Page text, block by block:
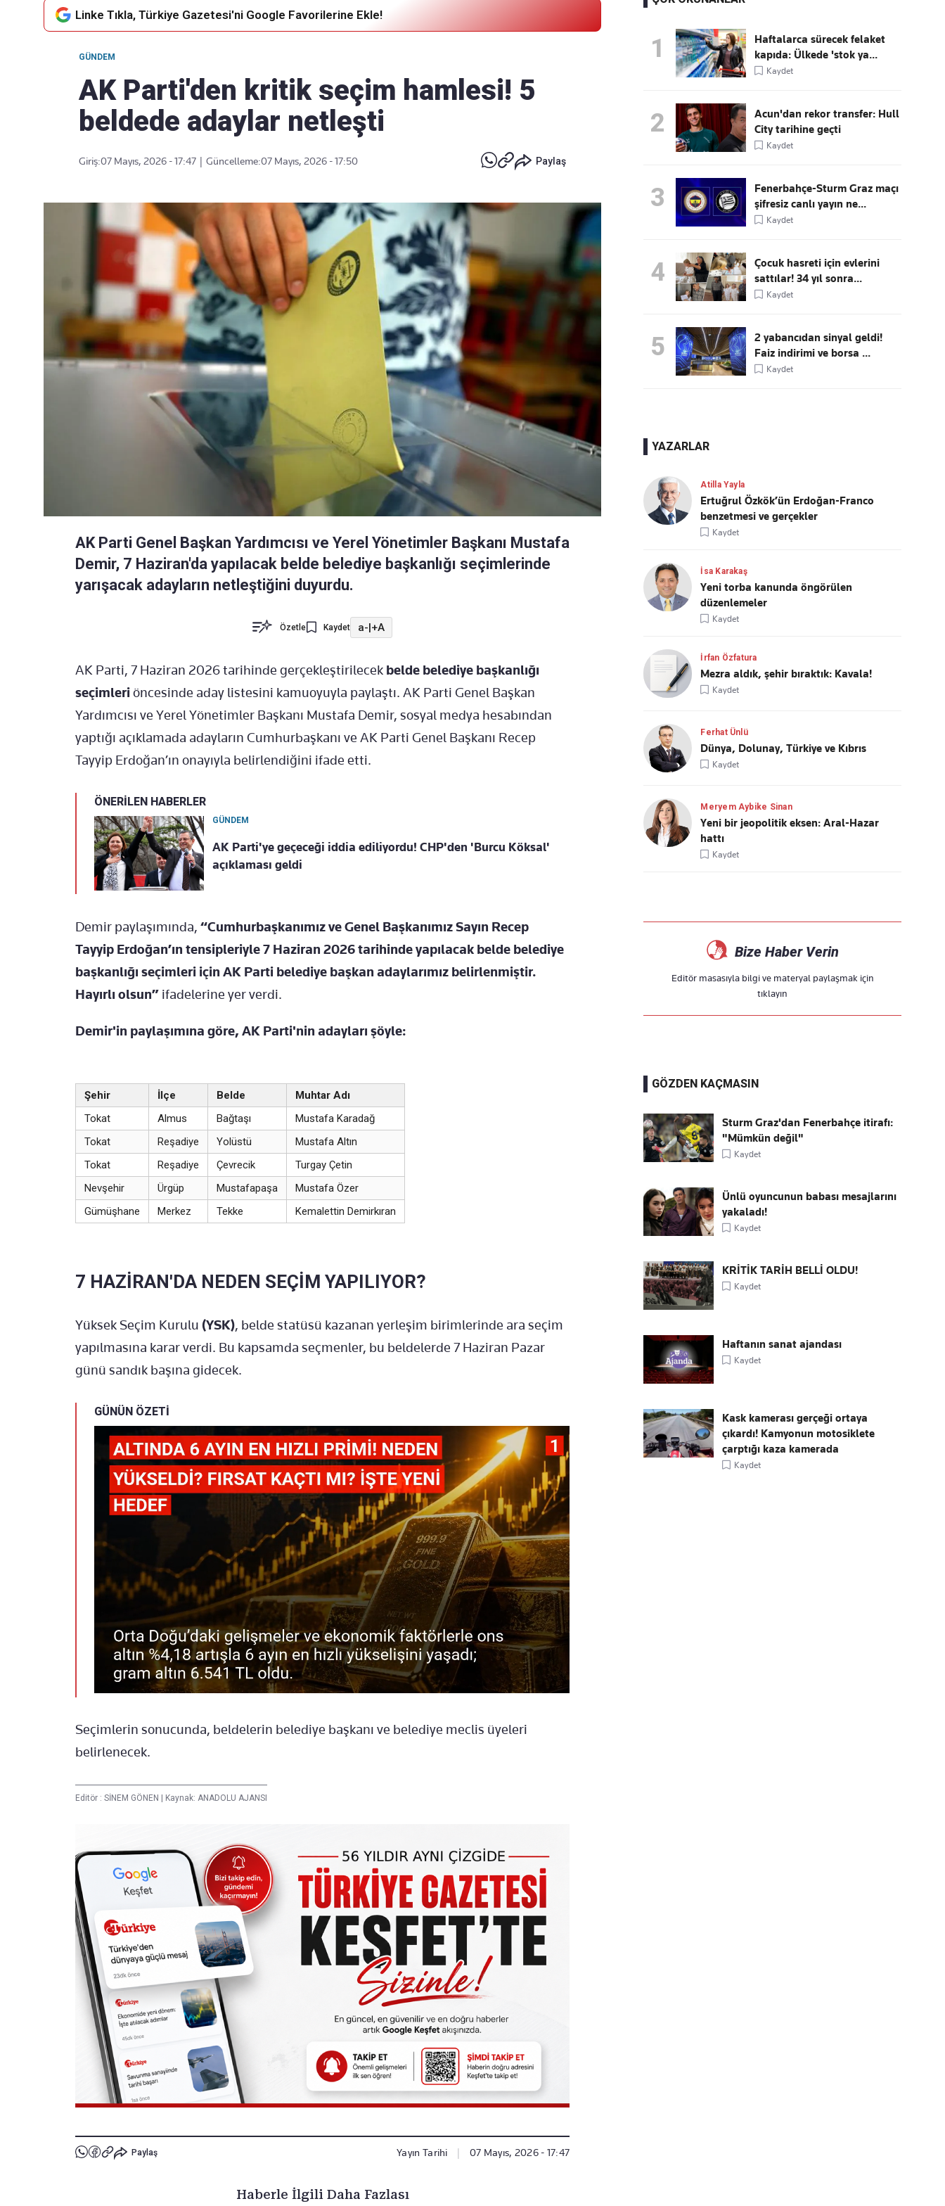
akışımıza ulaşın
göndermek içintıklayın
Kaçırmayın
Ücretsiz üye olun, gündemi
Linke Tıkla, Türkiye Gazetesi'ni Google Favorilerine Ekle!
GÜNDEM
AK Parti'den kritik seçim hamlesi! 5
beldede adaylar netleşti
Giriş:07 Mayıs, 2026 - 17:47 Güncelleme:07 Mayıs, 2026 - 17:50 Paylaş
AK Parti Genel Başkan Yardımcısı ve Yerel Yönetimler Başkanı Mustafa
Demir, 7 Haziran'da yapılacak belde belediye başkanlığı seçimlerinde
yarışacak adayların netleştiğini duyurdu.
Özetle Kaydet a-|+A
AK Parti, 7 Haziran 2026 tarihinde gerçekleştirilecek belde belediye başkanlığı
seçimleriöncesinde aday listesini kamuoyuyla paylaştı. AK Parti Genel Başkan
Yardımcısı ve Yerel Yönetimler Başkanı Mustafa Demir, sosyal medya hesabından
yaptığı açıklamada adayların Cumhurbaşkanı ve AK Parti Genel Başkanı Recep
Tayyip Erdoğan’ın onayıyla belirlendiğini ifade etti.
ÖNERİLEN HABERLER
GÜNDEM
AK Parti'ye geçeceği iddia ediliyordu! CHP'den 'Burcu Köksal'
açıklaması geldi
Demir paylaşımında, “Cumhurbaşkanımız ve Genel Başkanımız Sayın Recep
Tayyip Erdoğan’ın tensipleriyle 7 Haziran 2026 tarihinde yapılacak belde belediye
başkanlığı seçimleri için AK Parti belediye başkan adaylarımız belirlenmiştir.
Hayırlı olsun” ifadelerine yer verdi.
Demir'in paylaşımına göre, AK Parti'nin adayları şöyle:
Şehir İlçe Belde
Muhtar Adı
Tokat
Almus Bağtaşı
Mustafa Karadağ
Tokat
Reşadiye Yolüstü
Mustafa Altın
Tokat
Reşadiye Çevrecik
Turgay Çetin
Nevşehir
Ürgüp Mustafapaşa
Mustafa Özer
Gümüşhane
Merkez Tekke Kemalettin Demirkıran
7 HAZİRAN'DA NEDEN SEÇİM YAPILIYOR?
Yüksek Seçim Kurulu (YSK), belde statüsü kazanan yerleşim birimlerinde ara seçim
yapılmasına karar verdi. Bu kapsamda seçmenler, bu beldelerde 7 Haziran Pazar
günü sandık başına gidecek.
GÜNÜN ÖZETİ
Seçimlerin sonucunda, beldelerin belediye başkanı ve belediye meclis üyeleri
belirlenecek.
Editör : SİNEM GÖNEN | Kaynak: ANADOLU AJANSI
Paylaş Yayın Tarihi 07 Mayıs, 2026 - 17:47
Haberle İlgili Daha Fazlası
1
Haftalarca sürecek felaket
kapıda: Ülkede 'stok ya...
Kaydet
2
Acun'dan rekor transfer: Hull
City tarihine geçti
Kaydet
3
Fenerbahçe-Sturm Graz maçı
şifresiz canlı yayın ne...
Kaydet
4
Çocuk hasreti için evlerini
sattılar! 34 yıl sonra...
Kaydet
5
2 yabancıdan sinyal geldi!
Faiz indirimi ve borsa ...
Kaydet
YAZARLAR
Atilla Yayla
Ertuğrul Özkök’ün Erdoğan-Franco
benzetmesi ve gerçekler
Kaydet
İsa Karakaş
Yeni torba kanunda öngörülen
düzenlemeler
Kaydet
İrfan Özfatura
Mezra aldık, şehir bıraktık: Kavala!
Kaydet
Ferhat Ünlü
Dünya, Dolunay, Türkiye ve Kıbrıs
Kaydet
Meryem Aybike Sinan
Yeni bir jeopolitik eksen: Aral-Hazar
hattı
Kaydet
Bize Haber Verin
Editör masasıyla bilgi ve materyal paylaşmak için
tıklayın
GÖZDEN KAÇMASIN
Sturm Graz'dan Fenerbahçe itirafı:
"Mümkün değil"
Kaydet
Ünlü oyuncunun babası mesajlarını
yakaladı!
Kaydet
KRİTİK TARİH BELLİ OLDU!
Kaydet
Haftanın sanat ajandası
Kaydet
Kask kamerası gerçeği ortaya
çıkardı! Kamyonun motosiklete
çarptığı kaza kamerada
Kaydet